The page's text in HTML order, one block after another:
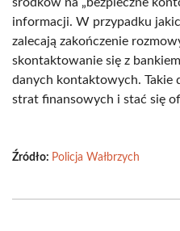
informacji. W przypadku
zalecają zakończenie
skontaktowanie się z
danych kontaktowych. Takie
strat finansowych i stać się
Źródło: Policja Wałbrzych